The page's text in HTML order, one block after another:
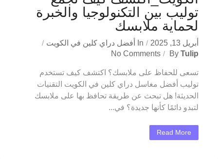
توليب بين التكنولوجيا والخبرة
لحماية ملابسك
أبريل 13, 2025 In
أفضل دراي كلين في الكويت
By Tulip
No Comments
تسعى للحفاظ على ملابسك؟ اكتشف كيف تستخدم
توليب أفضل مغاسل دراي كلين في الكويت التقنيات
الحديثة! هل تبحث عن طريقة تحافظ بها على ملابسك
لتبدو دائمًا كأنها جديدة؟ في...
Read More